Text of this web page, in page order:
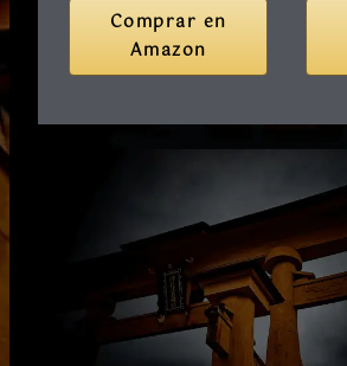
Comprar en
Amazon